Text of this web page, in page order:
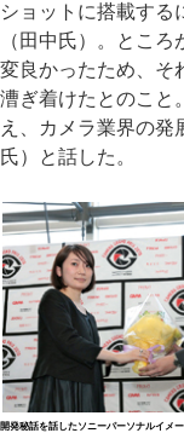
ショットに搭載する
（田中氏）。とこ
変良かったため、そ
漕ぎ着けたとのこと
え、カメラ業界の発
氏）と話した。
開発秘話を話したソニーパーソナルイメ